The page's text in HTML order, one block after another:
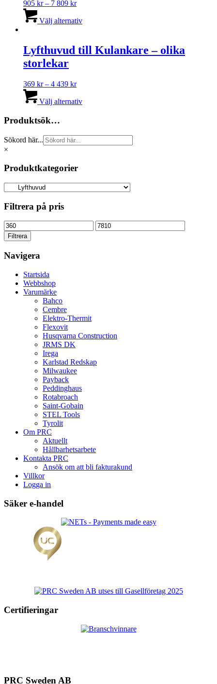
905 kr – 7 809 krPrisintervall:
till
Välj alternativhär
flera
varianter.
väljas
på
Lyfthuvud till Kulankare – olika
storlekar
369 kr – 4 439 krPrisintervall:
till
Välj alternativhär
varianter.
De
Produktsök…
Sökord här...
×
Produktkategorier
Filtrera på pris
Min
pris
Max
pris
Filtrera
Navigera
Startsida
Webbshop
Varumärke
Bahco
Cembre
Elektro-Thermit
Flexovit
Husqvarna Construction
JRMS DK
Irega
Karlstad Redskap
Milwaukee
Payback
Peddinghaus
Rotabroach
Saint-Gobain
STEL Tools
Tyrolit
Om PRC
Aktuellt
Hållbarhetsarbete
Kontakta PRC
Ansök om att bli fakturakund
Villkor
Logga in
Säker e-handel
Certifieringar
PRC Sweden AB